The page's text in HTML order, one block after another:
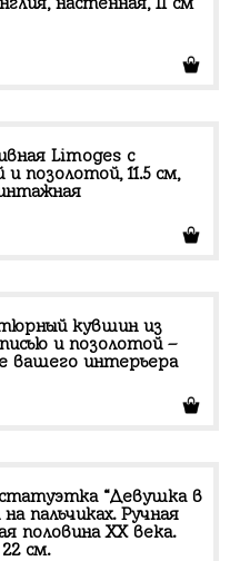
Limoges с
позолотой, 11.5 см,
кувшин из
и позолотой –
вашего интерьера
“Девушка в
пальчиках. Ручная
половина ХХ века.
см.